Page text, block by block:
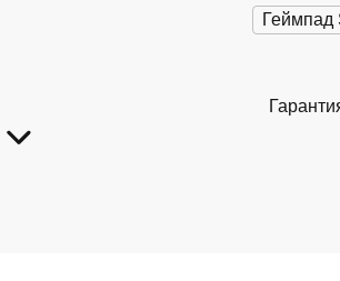
Геймпад